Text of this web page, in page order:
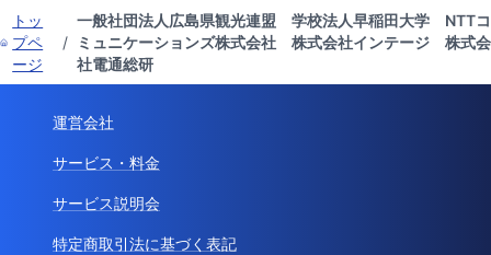
トッ
プペ
ージ
/
一般社団法人広島県観光連盟 学校法人早稲田大学 NTTコ
ミュニケーションズ株式会社 株式会社インテージ 株式会
社電通総研
運営会社
サービス・料金
サービス説明会
特定商取引法に基づく表記